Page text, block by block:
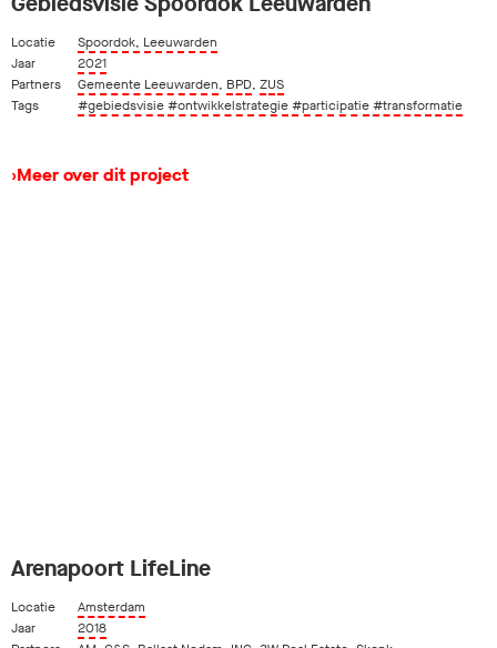
Locatie
Spoordok, Leeuwarden
Jaar
2021
Partners
Gemeente Leeuwarden, BPD, ZUS
Tags
#gebiedsvisie#ontwikkelstrategie#participatie#transformatie
›Meer over dit project
Arenapoort LifeLine
Locatie
Amsterdam
Jaar
2018